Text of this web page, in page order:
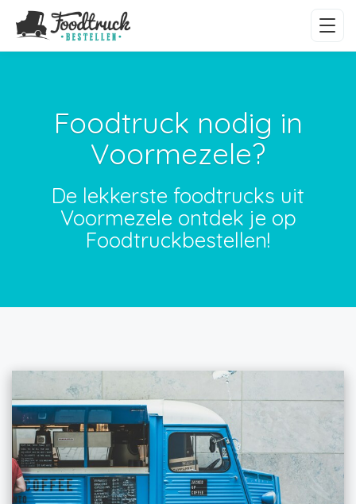
Foodtruck nodig in
Voormezele?
De lekkerste foodtrucks uit
Voormezele ontdek je op
Foodtruckbestellen!